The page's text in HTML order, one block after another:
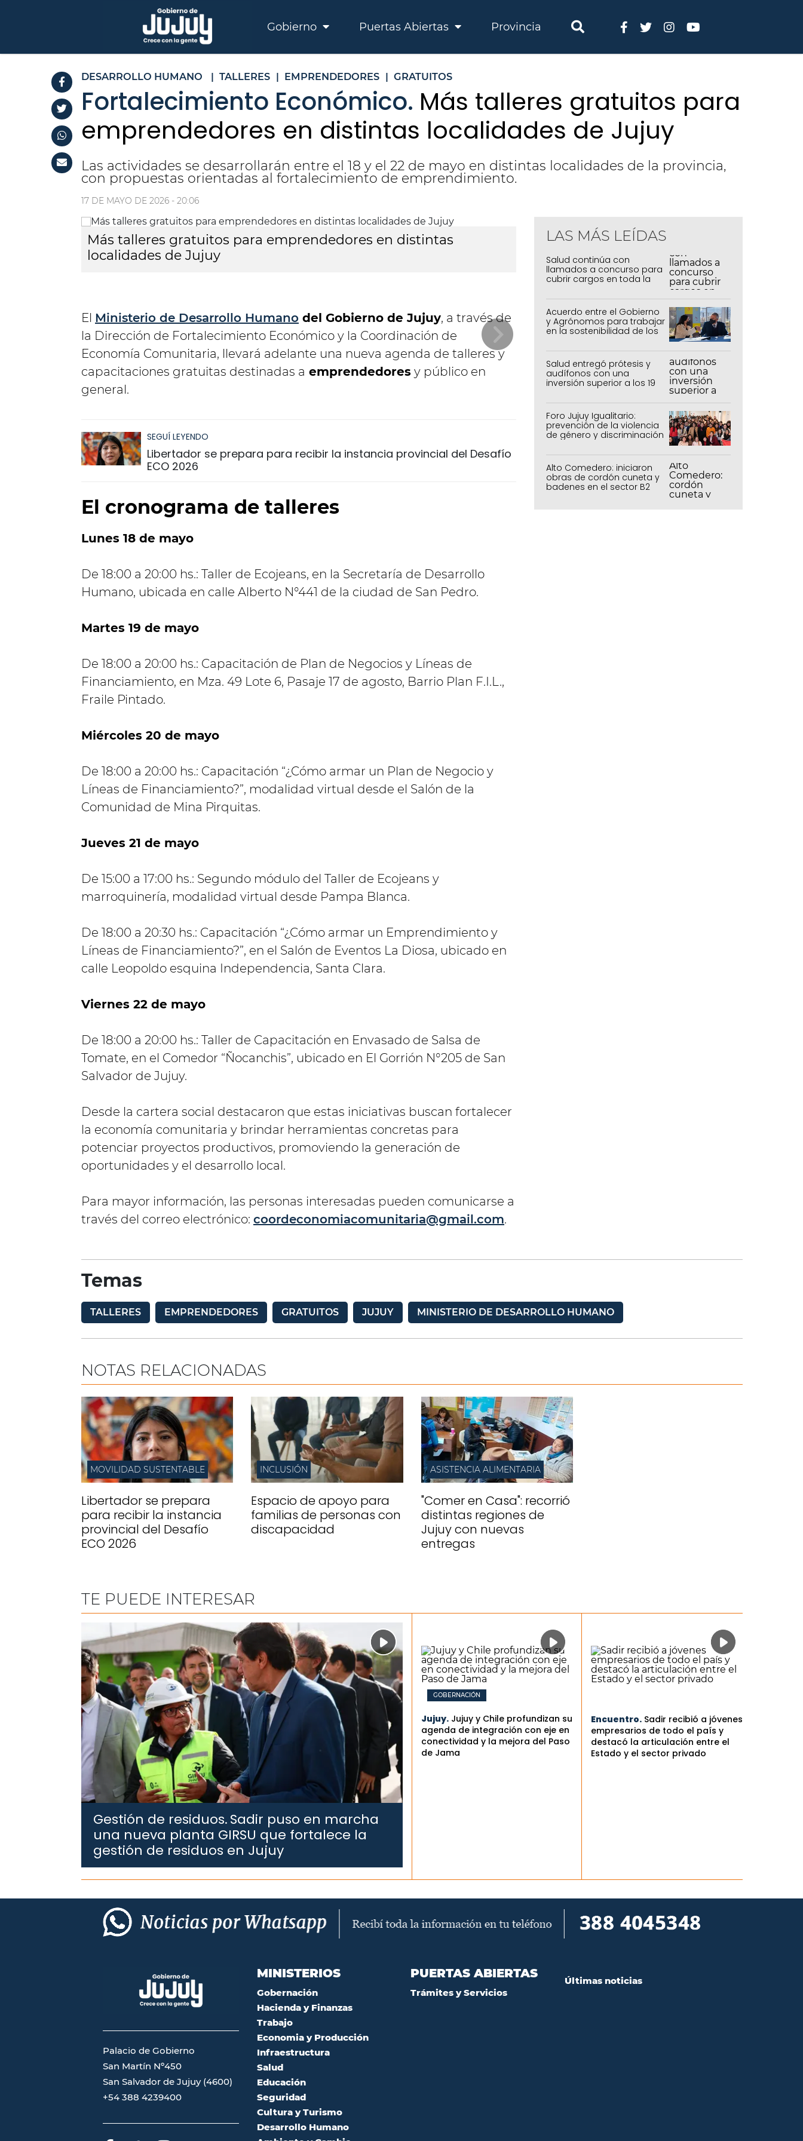
Gobierno Puertas Abiertas Provincia
DESARROLLO HUMANO | TALLERES | EMPRENDEDORES | GRATUITOS
Fortalecimiento Económico. Más talleres gratuitos para
emprendedores en distintas localidades de Jujuy
Las actividades se desarrollarán entre el 18 y el 22 de mayo en distintas localidades de la provincia,
con propuestas orientadas al fortalecimiento de emprendimiento.
17 DE MAYO DE 2026 - 20:06
Más talleres gratuitos para emprendedores en distintas
localidades de Jujuy
Más talleres gratuitos para
localidades de Jujuy
El Ministerio de Desarrollo Humano del Gobierno de Jujuy, a través de
la Dirección de Fortalecimiento Económico y la Coordinación de
Economía Comunitaria, llevará adelante una nueva agenda de talleres y
capacitaciones gratuitas destinadas a emprendedores y público en
general.
SEGUÍ LEYENDO
Libertador se prepara para recibir la instancia provincial del Desafío
ECO 2026
El cronograma de talleres
Lunes 18 de mayo
De 18:00 a 20:00 hs.: Taller de Ecojeans, en la Secretaría de Desarrollo
Humano, ubicada en calle Alberto N°441 de la ciudad de San Pedro.
Martes 19 de mayo
De 18:00 a 20:00 hs.: Capacitación de Plan de Negocios y Líneas de
Financiamiento, en Mza. 49 Lote 6, Pasaje 17 de agosto, Barrio Plan F.I.L.,
Fraile Pintado.
Miércoles 20 de mayo
De 18:00 a 20:00 hs.: Capacitación “¿Cómo armar un Plan de Negocio y
Líneas de Financiamiento?”, modalidad virtual desde el Salón de la
Comunidad de Mina Pirquitas.
Jueves 21 de mayo
De 15:00 a 17:00 hs.: Segundo módulo del Taller de Ecojeans y
marroquinería, modalidad virtual desde Pampa Blanca.
De 18:00 a 20:30 hs.: Capacitación “¿Cómo armar un Emprendimiento y
Líneas de Financiamiento?”, en el Salón de Eventos La Diosa, ubicado en
calle Leopoldo esquina Independencia, Santa Clara.
Viernes 22 de mayo
De 18:00 a 20:00 hs.: Taller de Capacitación en Envasado de Salsa de
Tomate, en el Comedor “Ñocanchis”, ubicado en El Gorrión N°205 de San
Salvador de Jujuy.
Desde la cartera social destacaron que estas iniciativas buscan fortalecer
la economía comunitaria y brindar herramientas concretas para
potenciar proyectos productivos, promoviendo la generación de
oportunidades y el desarrollo local.
Para mayor información, las personas interesadas pueden comunicarse a
través del correo electrónico: coordeconomiacomunitaria@gmail.com.
LAS MÁS LEÍDAS
Salud continúa con
llamados a concurso para
cubrir cargos en toda la
Acuerdo entre el Gobierno
y Agrónomos para trabajar
en la sostenibilidad de los
agrícolas, pecuarios y
forestal
Salud entregó prótesis y
audífonos con una
inversión superior a los 19
millones de pesos
Foro Jujuy Igualitario:
prevención de la violencia
de género y discriminación
Alto Comedero: iniciaron
obras de cordón cuneta y
badenes en el sector B2
Temas
TALLERES EMPRENDEDORES GRATUITOS JUJUY MINISTERIO DE DESARROLLO HUMANO
NOTAS RELACIONADAS
MOVILIDAD SUSTENTABLE
Libertador se prepara
para recibir la instancia
provincial del Desafío
ECO 2026
INCLUSIÓN
Espacio de apoyo para
familias de personas con
discapacidad
ASISTENCIA ALIMENTARIA
"Comer en Casa": recorrió
distintas regiones de
Jujuy con nuevas
entregas
TE PUEDE INTERESAR
Gestión de residuos.Sadir puso en marcha
una nueva planta GIRSU que fortalece la
gestión de residuos en Jujuy
GOBERNACIÓN
Jujuy. Jujuy y Chile profundizan su
agenda de integración con eje en
conectividad y la mejora del Paso
de Jama
Encuentro. Sadir recibió a jóvenes
empresarios de todo el país y
destacó la articulación entre el
Estado y el sector privado
Palacio de Gobierno
San Martín Nº450
San Salvador de Jujuy (4600)
+54 388 4239400
MINISTERIOS
Gobernación
Hacienda y Finanzas
Trabajo
Economia y Producción
Infraestructura
Salud
Educación
Seguridad
Cultura y Turismo
Desarrollo Humano
PUERTAS ABIERTAS
Trámites y Servicios
Últimas noticias